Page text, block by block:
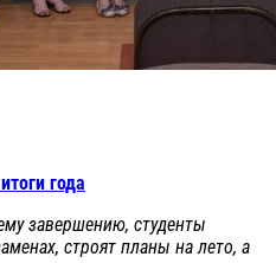
года
завершению, студенты
строят планы на лето, а